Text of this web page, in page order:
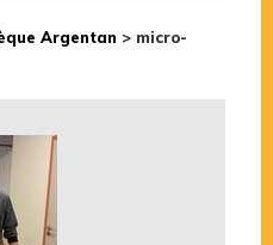
Argentan > micro-